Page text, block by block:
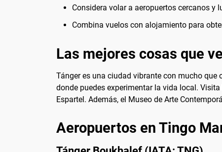
Considera volar a aeropuertos cercanos y
Combina vuelos con alojamiento para
Las mejores cosas que
Tánger es una ciudad vibrante con mucho
donde puedes experimentar la vida local.
Espartel. Además, el Museo de Arte
Aeropuertos en Tingo